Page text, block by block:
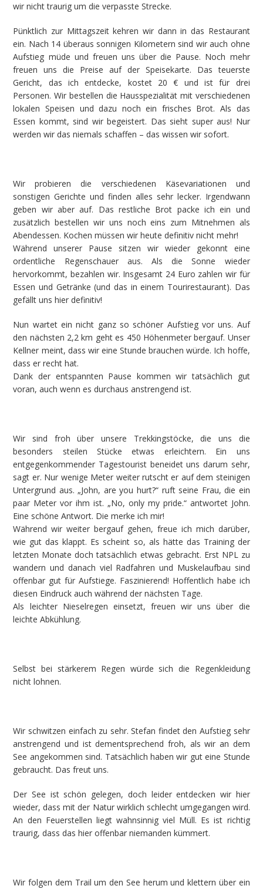
wir nicht traurig um die verpasste Strecke.
Pünktlich zur Mittagszeit kehren wir dann in das Restaurant
ein. Nach 14 überaus sonnigen Kilometern sind wir auch ohne
Aufstieg müde und freuen uns über die Pause. Noch mehr
freuen uns die Preise auf der Speisekarte. Das teuerste
Gericht, das ich entdecke, kostet 20 € und ist für drei
Personen. Wir bestellen die Hausspezialität mit verschiedenen
lokalen Speisen und dazu noch ein frisches Brot. Als das
Essen kommt, sind wir begeistert. Das sieht super aus! Nur
werden wir das niemals schaffen – das wissen wir sofort.
Wir probieren die verschiedenen Käsevariationen und
sonstigen Gerichte und finden alles sehr lecker. Irgendwann
geben wir aber auf. Das restliche Brot packe ich ein und
zusätzlich bestellen wir uns noch eins zum Mitnehmen als
Abendessen. Kochen müssen wir heute definitiv nicht mehr!
Während unserer Pause sitzen wir wieder gekonnt eine
ordentliche Regenschauer aus. Als die Sonne wieder
hervorkommt, bezahlen wir. Insgesamt 24 Euro zahlen wir für
Essen und Getränke (und das in einem Tourirestaurant). Das
gefällt uns hier definitiv!
Nun wartet ein nicht ganz so schöner Aufstieg vor uns. Auf
den nächsten 2,2 km geht es 450 Höhenmeter bergauf. Unser
Kellner meint, dass wir eine Stunde brauchen würde. Ich hoffe,
dass er recht hat.
Dank der entspannten Pause kommen wir tatsächlich gut
voran, auch wenn es durchaus anstrengend ist.
Wir sind froh über unsere Trekkingstöcke, die uns die
besonders steilen Stücke etwas erleichtern. Ein uns
entgegenkommender Tagestourist beneidet uns darum sehr,
sagt er. Nur wenige Meter weiter rutscht er auf dem steinigen
Untergrund aus. „John, are you hurt?“ ruft seine Frau, die ein
paar Meter vor ihm ist. „No, only my pride.“ antwortet John.
Eine schöne Antwort. Die merke ich mir!
Während wir weiter bergauf gehen, freue ich mich darüber,
wie gut das klappt. Es scheint so, als hätte das Training der
letzten Monate doch tatsächlich etwas gebracht. Erst NPL zu
wandern und danach viel Radfahren und Muskelaufbau sind
offenbar gut für Aufstiege. Faszinierend! Hoffentlich habe ich
diesen Eindruck auch während der nächsten Tage.
Als leichter Nieselregen einsetzt, freuen wir uns über die
leichte Abkühlung.
Selbst bei stärkerem Regen würde sich die Regenkleidung
nicht lohnen.
Wir schwitzen einfach zu sehr. Stefan findet den Aufstieg sehr
anstrengend und ist dementsprechend froh, als wir an dem
See angekommen sind. Tatsächlich haben wir gut eine Stunde
gebraucht. Das freut uns.
Der See ist schön gelegen, doch leider entdecken wir hier
wieder, dass mit der Natur wirklich schlecht umgegangen wird.
An den Feuerstellen liegt wahnsinnig viel Müll. Es ist richtig
traurig, dass das hier offenbar niemanden kümmert.
Wir folgen dem Trail um den See herum und klettern über ein